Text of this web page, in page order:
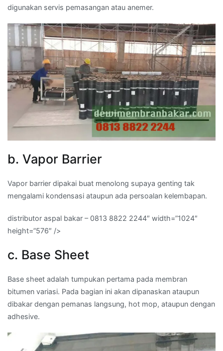
digunakan servis pemasangan atau anemer.
b. Vapor Barrier
Vapor barrier dipakai buat menolong supaya genting tak
mengalami kondensasi ataupun ada persoalan kelembapan.
distributor aspal bakar – 0813 8822 2244″ width=”1024″
height=”576″ />
c. Base Sheet
Base sheet adalah tumpukan pertama pada membran
bitumen variasi. Pada bagian ini akan dipanaskan ataupun
dibakar dengan pemanas langsung, hot mop, ataupun dengan
adhesive.